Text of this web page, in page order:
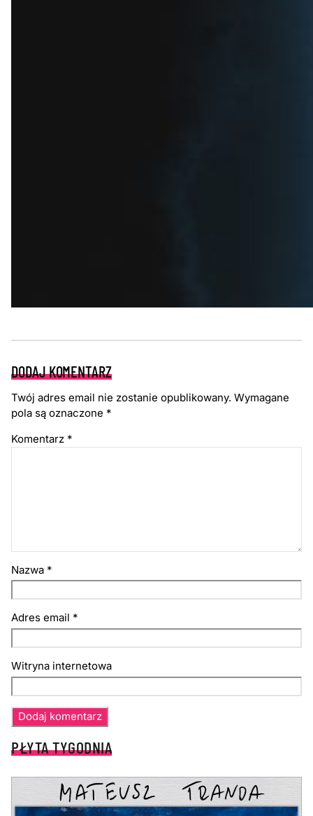
DODAJ KOMENTARZ
Twój adres email nie zostanie opublikowany. Wymagane
pola są oznaczone *
Komentarz *
Nazwa *
Adres email *
Witryna internetowa
PŁYTA TYGODNIA